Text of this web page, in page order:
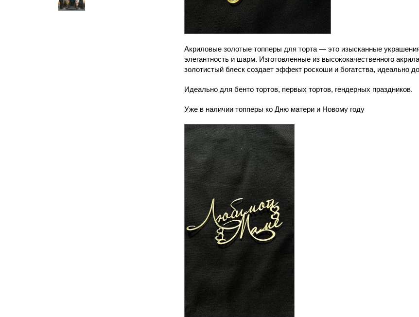
Акриловые золотые топперы для торта — это изысканные
элегантность и шарм. Изготовленные из высококачественного
золотистый блеск создает эффект роскоши и богатства, идеально
Идеально для бенто тортов, первых тортов, гендерных праздников.
Уже в наличии топперы ко Дню матери и Новому году